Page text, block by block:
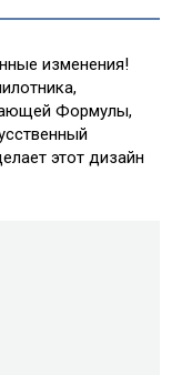
изменения!
Формулы,
этот дизайн